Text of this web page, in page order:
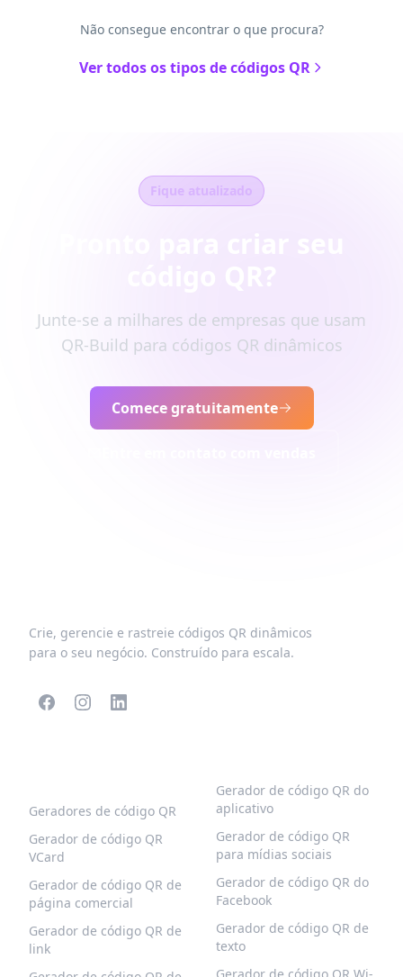
Não consegue encontrar o que procura?
Ver todos os tipos de códigos QR
Fique atualizado
Junte-se a milhares de empresas que usam
QR-Build para códigos QR dinâmicos
Comece gratuitamente
Crie, gerencie e rastreie códigos QR dinâmicos
para o seu negócio. Construído para escala.
Geradores de código QR
Gerador de código QR
VCard
Gerador de código QR de
página comercial
Gerador de código QR de
link
Gerador de código QR do
aplicativo
Gerador de código QR
para mídias sociais
Gerador de código QR do
Facebook
Gerador de código QR de
texto